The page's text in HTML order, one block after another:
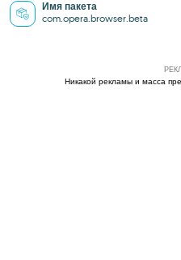
Имя пакета
com.opera.browser.beta
Никакой рекламы и масса